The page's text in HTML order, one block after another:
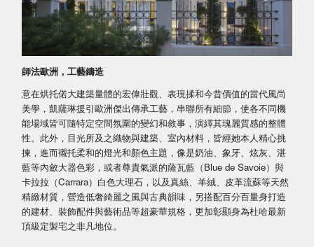
師法歐洲，工藝鑄造
意在烘托偌大建築量體的宏偉壯觀、表現揉和今昔價值的當代風尚
美學，凱薩琳援引歐洲傑出傳承工藝，串聯所有細節，使各不同機
能場域皆可隨特定空間氛圍的變幻和敘事，演繹其瑰麗質感的整體
性。此外，目光所及之織物與建築、室內材料，皆經她本人精心挑
揀，進而襯托柔和的燈光和顏色主題，像是奶油、象牙、炫灰、湛
藍等內斂大器色彩，或者尊貴氣派的薩瓦藍（Blue de Savoie）與
卡拉拉（Carrara）白色大理石，以及真絲、羊絨、皮革流蘇等天然
精緻材質，營造低奢綺麗之風與古典韻味，另搭配百分百量身打造
的建材、裝飾配件與藝術品等超豪華規格，更加彰顯身為杜哈最新
頂級定製宅之非凡地位。